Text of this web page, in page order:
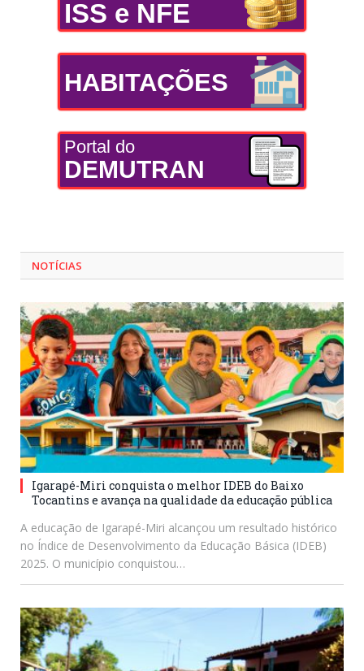
ISS e NFE
HABITAÇÕES
Portal do
DEMUTRAN
NOTÍCIAS
Igarapé-Miri conquista o melhor IDEB do Baixo
Tocantins e avança na qualidade da educação pública
A educação de Igarapé-Miri alcançou um resultado histórico
no Índice de Desenvolvimento da Educação Básica (IDEB)
2025. O município conquistou…